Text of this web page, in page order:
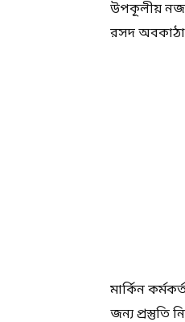
উপকূলীয়
রসদ
মার্কিন
জন্য প্রস্তুতি